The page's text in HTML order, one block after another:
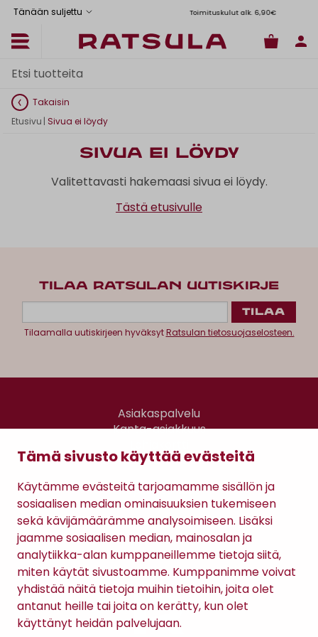
Tämä sivusto käyttää evästeitä
Käytämme evästeitä tarjoamamme sisällön ja
sosiaalisen median ominaisuuksien tukemiseen
sekä kävijämäärämme analysoimiseen. Lisäksi
jaamme sosiaalisen median, mainosalan ja
analytiikka-alan kumppaneillemme tietoja siitä,
miten käytät sivustoamme. Kumppanimme voivat
yhdistää näitä tietoja muihin tietoihin, joita olet
antanut heille tai joita on kerätty, kun olet
käyttänyt heidän palvelujaan.
Tänään suljettu Toimituskulut alk. 6,90€
Takaisin
Etusivu | Sivua ei löydy
Sivua ei löydy
Valitettavasti hakemaasi sivua ei löydy.
Tästä etusivulle
TILAA RATSULAN UUTISKIRJE
Tilaamalla uutiskirjeen hyväksytRatsulan tietosuojaselosteen.
Asiakaspalvelu
Kanta-asiakkuus
Gomee Ratsula Café
Sopimusehdot
Tietosuojaseloste
Maksutavat